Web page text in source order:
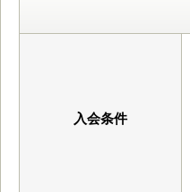
入会条件